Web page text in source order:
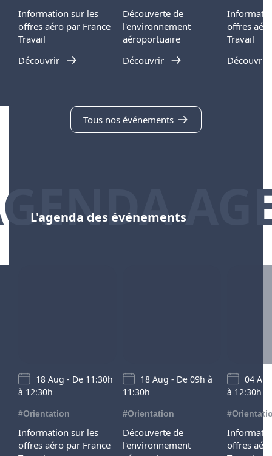
Information sur les
offres aéro par France
Travail
Découvrir
Découverte de
l'environnement
aéroportuaire
Découvrir
offres
Travail
Découvrir
Tous nos événements
L'agenda des événements
18 Aug - De 11:30h
à 12:30h
#Orientation
Information sur les
offres aéro par France
18 Aug - De 09h à
11:30h
#Orientation
Découverte de
l'environnement
04
à 12:30h
offres